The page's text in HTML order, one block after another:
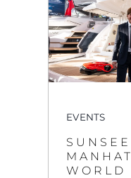
EVENTS
WORLD